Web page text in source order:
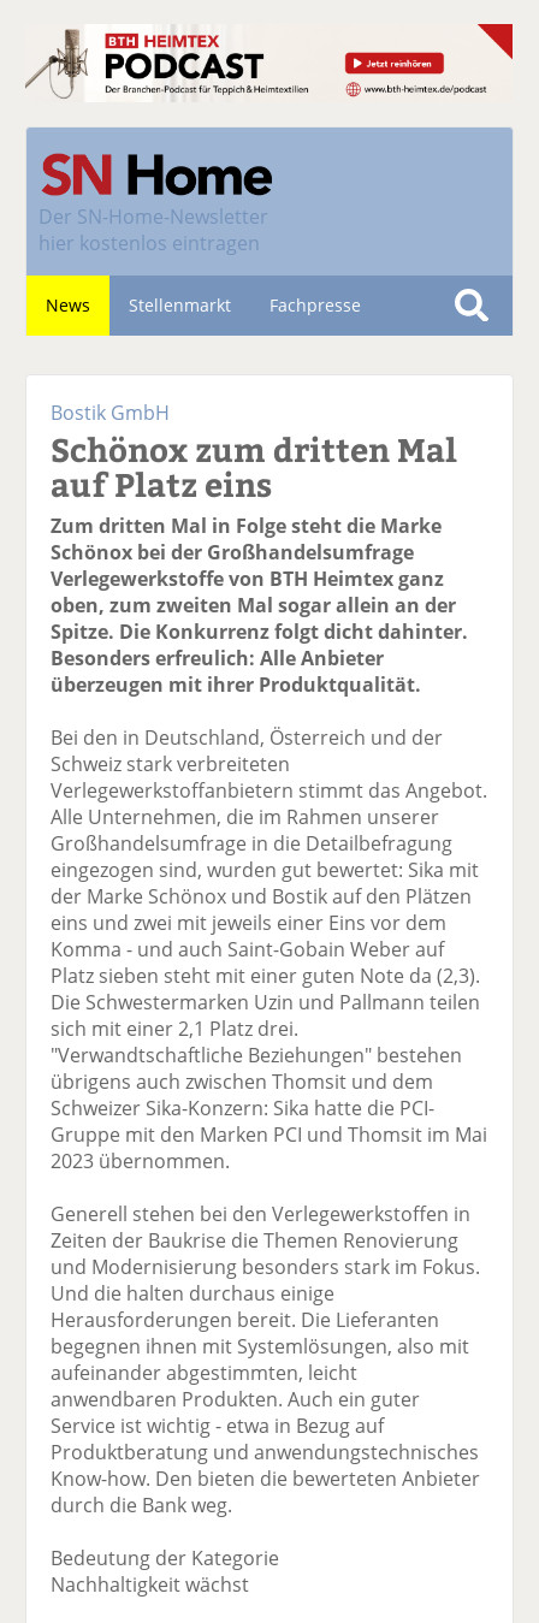
Der SN-Home-Newsletter
hier kostenlos eintragen
News Stellenmarkt Fachpresse
S
e
Bostik GmbH
Schönox zum dritten Mal
auf Platz eins
Zum dritten Mal in Folge steht die Marke
Schönox bei der Großhandelsumfrage
Verlegewerkstoffe von BTH Heimtex ganz
oben, zum zweiten Mal sogar allein an der
Spitze. Die Konkurrenz folgt dicht dahinter.
Besonders erfreulich: Alle Anbieter
überzeugen mit ihrer Produktqualität.
Bei den in Deutschland, Österreich und der
Schweiz stark verbreiteten
Verlegewerkstoffanbietern stimmt das Angebot.
Alle Unternehmen, die im Rahmen unserer
Großhandelsumfrage in die Detailbefragung
eingezogen sind, wurden gut bewertet: Sika mit
der Marke Schönox und Bostik auf den Plätzen
eins und zwei mit jeweils einer Eins vor dem
Komma - und auch Saint-Gobain Weber auf
Platz sieben steht mit einer guten Note da (2,3).
Die Schwestermarken Uzin und Pallmann teilen
sich mit einer 2,1 Platz drei.
"Verwandtschaftliche Beziehungen" bestehen
übrigens auch zwischen Thomsit und dem
Schweizer Sika-Konzern: Sika hatte die PCI-
Gruppe mit den Marken PCI und Thomsit im Mai
2023 übernommen.
Generell stehen bei den Verlegewerkstoffen in
Zeiten der Baukrise die Themen Renovierung
und Modernisierung besonders stark im Fokus.
Und die halten durchaus einige
Herausforderungen bereit. Die Lieferanten
begegnen ihnen mit Systemlösungen, also mit
aufeinander abgestimmten, leicht
anwendbaren Produkten. Auch ein guter
Service ist wichtig - etwa in Bezug auf
Produktberatung und anwendungstechnisches
Know-how. Den bieten die bewerteten Anbieter
durch die Bank weg.
Bedeutung der Kategorie
Nachhaltigkeit wächst